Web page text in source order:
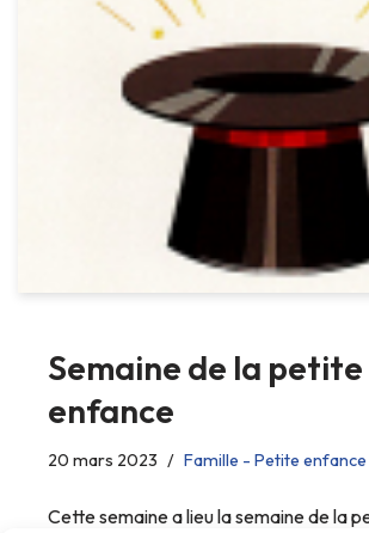
Semaine de la petite
enfance
20 mars 2023 Famille - Petite enfance
Cette semaine a lieu la semaine de la